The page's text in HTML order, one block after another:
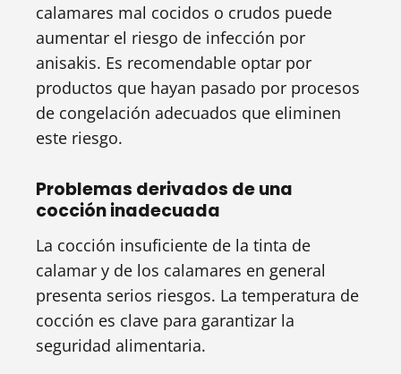
calamares mal cocidos o crudos puede
aumentar el riesgo de infección por
anisakis. Es recomendable optar por
productos que hayan pasado por procesos
de congelación adecuados que eliminen
este riesgo.
Problemas derivados de una
cocción inadecuada
La cocción insuficiente de la tinta de
calamar y de los calamares en general
presenta serios riesgos. La temperatura de
cocción es clave para garantizar la
seguridad alimentaria.